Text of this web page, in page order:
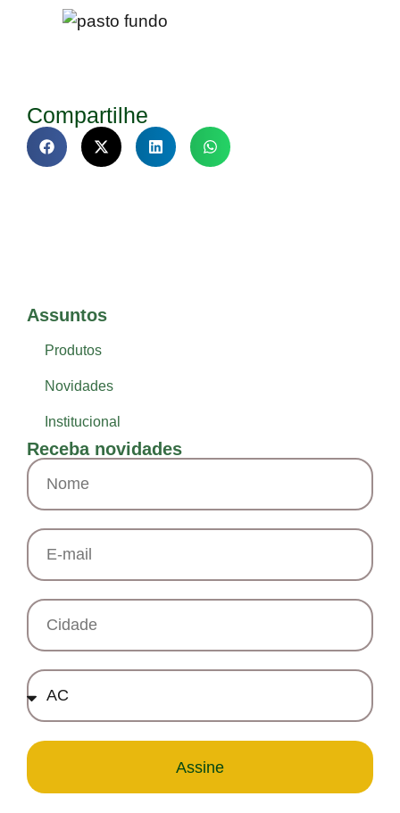
Compartilhe
Assuntos
Produtos
Novidades
Institucional
Receba novidades
Assine